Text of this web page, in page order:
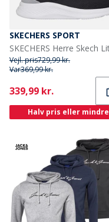
SKECHERS SPORT
Vejl. pris729,99 kr.
Var369,99 kr.
Current
339,99 kr.
Halv pris eller mindre